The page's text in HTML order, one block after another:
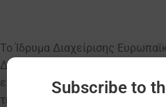
To Ίδρυμα Διαχείρισης
Διά Βίου Μάθησης
ενημερωτική Ημερίδα για το
την Δευτέρα 18 Δεκεμβρίου
Subscribe to